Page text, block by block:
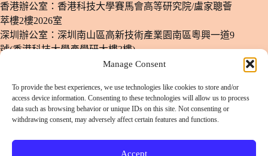
Manage Consent
To provide the best experiences, we use technologies like cookies to store and/or
access device information. Consenting to these technologies will allow us to process
data such as browsing behavior or unique IDs on this site. Not consenting or
withdrawing consent, may adversely affect certain features and functions.
Accept
香港辦公室：香港科技大學賽馬會高等研究院/盧家聰薈
萃樓2樓2026室
深圳辦公室：深圳南山區高新技術產業園南區粵興一道9
號(香港科技大學產學研大樓3樓)
電話號碼：+852-51780619
​辦公時間：週一至週六：11 am - 8 pm